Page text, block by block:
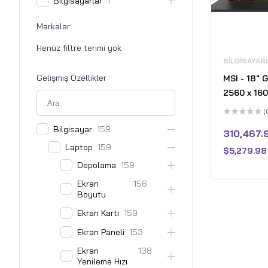
Markalar
Gelişmiş Özellikler
Bilgisayar 159
Laptop 159
Depolama 159
Ekran
Boyutu
156
Ekran Kartı 159
Ekran Paneli 153
Ekran
Yenileme Hızı
138
MSI - 18"
2560 x
AMD
GeForce
TB SSD -
üzerinden
0
aldı
$5,279.98